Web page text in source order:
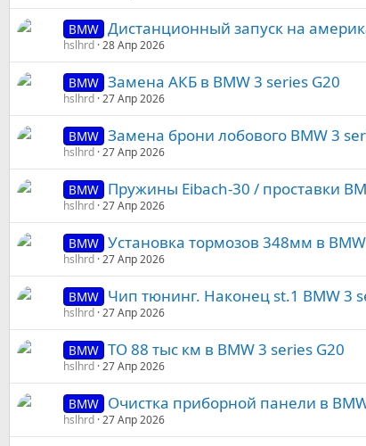
BMW Дистанционный запуск на
hslhrd 28 Апр 2026
BMW Замена АКБ в BMW 3 series G20
hslhrd 27 Апр 2026
BMW Замена брони лобового BMW 3
hslhrd 27 Апр 2026
BMW Пружины Eibach-30 / проставки
hslhrd 27 Апр 2026
BMW Установка тормозов 348мм в
hslhrd 27 Апр 2026
BMW Чип тюнинг. Наконец st.1 BMW 3
hslhrd 27 Апр 2026
BMW ТО 88 тыс км в BMW 3 series G20
hslhrd 27 Апр 2026
BMW Очистка приборной панели в
hslhrd 27 Апр 2026